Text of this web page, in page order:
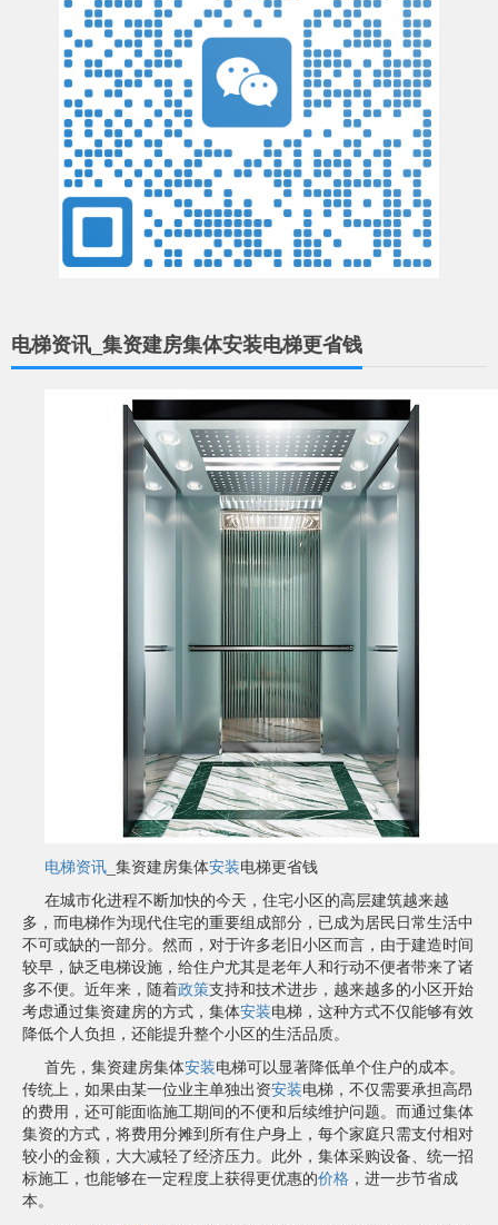
电梯资讯_集资建房集体安装电梯更省钱
电梯资讯 _集资建房集体安装电梯更省钱
在城市化进程不断加快的今天，住宅小区的高层建筑越来越
多，而电梯作为现代住宅的重要组成部分，已成为居民日常生活中
不可或缺的一部分。然而，对于许多老旧小区而言，由于建造时间
较早，缺乏电梯设施，给住户尤其是老年人和行动不便者带来了诸
多不便。近年来，随着政策支持和技术进步，越来越多的小区开始
考虑通过集资建房的方式，集体安装电梯，这种方式不仅能够有效
降低个人负担，还能提升整个小区的生活品质。
首先，集资建房集体安装电梯可以显著降低单个住户的成本。
传统上，如果由某一位业主单独出资安装电梯，不仅需要承担高昂
的费用，还可能面临施工期间的不便和后续维护问题。而通过集体
集资的方式，将费用分摊到所有住户身上，每个家庭只需支付相对
较小的金额，大大减轻了经济压力。此外，集体采购设备、统一招
标施工，也能够在一定程度上获得更优惠的价格 ，进一步节省成
本。